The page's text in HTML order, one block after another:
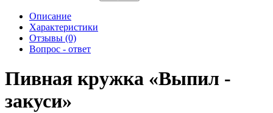
Описание
Характеристики
Отзывы (0)
Вопрос - ответ
Пивная кружка «Выпил -
закуси»